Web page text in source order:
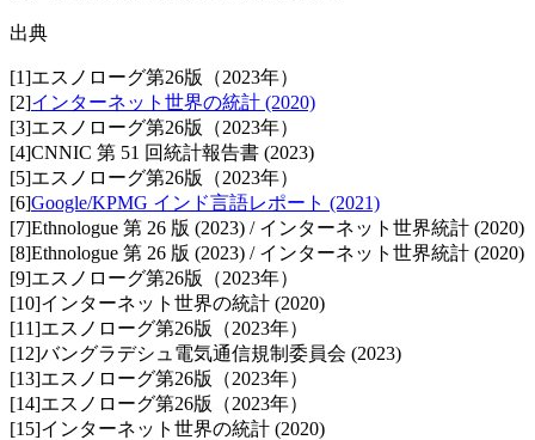
出典
[1]エスノローグ第26版（2023年）
[2]インターネット世界の統計 (2020)
[3]エスノローグ第26版（2023年）
[4]CNNIC 第 51 回統計報告書 (2023)
[5]エスノローグ第26版（2023年）
[6]Google/KPMG インド言語レポート (2021)
[7]Ethnologue 第 26 版 (2023) / インターネット世界統計 (2020)
[8]Ethnologue 第 26 版 (2023) / インターネット世界統計 (2020)
[9]エスノローグ第26版（2023年）
[10]インターネット世界の統計 (2020)
[11]エスノローグ第26版（2023年）
[12]バングラデシュ電気通信規制委員会 (2023)
[13]エスノローグ第26版（2023年）
[14]エスノローグ第26版（2023年）
[15]インターネット世界の統計 (2020)